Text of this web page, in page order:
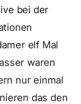
bei der
elf Mal
waren
nur einmal
das den